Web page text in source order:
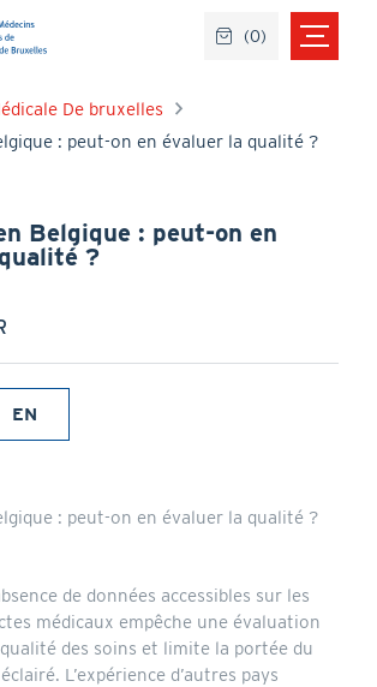
De bruxelles
: peut-on en évaluer la qualité ?
Belgique : peut-on en
?
EN
: peut-on en évaluer la qualité ?
de données accessibles sur les
médicaux empêche une évaluation
des soins et limite la portée du
L’expérience d’autres pays
(0)